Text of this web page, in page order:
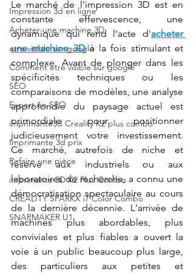
Impression 3d en ligne
Acheter une machine 3D
etre visible sur google
Comment etre visible sur google
SEO
Expert en SEO
imprimante3d Creality K2 plus combo
Imprimante 3d prix
Refaire une pièce
imprimante 3D K2 Plus Combo
CREALITY SPARKX i7 Color Combo
SNAPMAKER U1
Le marché de l'impression 3D est en
constante effervescence, une
dynamique qui rend l'acte d'acheter
une machine 3D à la fois stimulant et
complexe. Avant de plonger dans les
spécificités techniques ou les
comparaisons de modèles, une analyse
approfondie du paysage actuel est
primordiale pour positionner
judicieusement votre investissement.
Ce marché, autrefois de niche et
réservé aux industriels ou aux
laboratoires de recherche, a connu une
démocratisation spectaculaire au cours
de la dernière décennie. L'arrivée de
machines plus abordables, plus
conviviales et plus fiables a ouvert la
voie à un public beaucoup plus large,
des particuliers aux petites et